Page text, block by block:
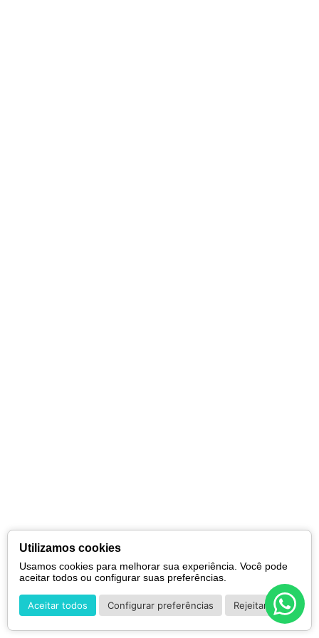
Utilizamos cookies
Usamos cookies para melhorar sua experiência. Você pode
aceitar todos ou configurar suas preferências.
Aceitar todos Configurar preferências Rejeitar